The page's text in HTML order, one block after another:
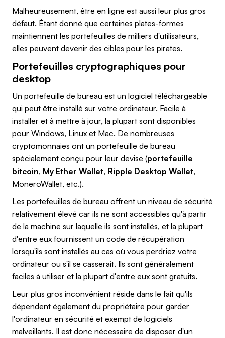
Malheureusement, être en ligne est aussi leur plus gros
défaut. Étant donné que certaines plates-formes
maintiennent les portefeuilles de milliers d'utilisateurs,
elles peuvent devenir des cibles pour les pirates.
Portefeuilles cryptographiques pour
desktop
Un portefeuille de bureau est un logiciel téléchargeable
qui peut être installé sur votre ordinateur. Facile à
installer et à mettre à jour, la plupart sont disponibles
pour Windows, Linux et Mac. De nombreuses
cryptomonnaies ont un portefeuille de bureau
spécialement conçu pour leur devise (portefeuille
bitcoin, My Ether Wallet, Ripple Desktop Wallet,
MoneroWallet, etc.).
Les portefeuilles de bureau offrent un niveau de sécurité
relativement élevé car ils ne sont accessibles qu'à partir
de la machine sur laquelle ils sont installés, et la plupart
d'entre eux fournissent un code de récupération
lorsqu'ils sont installés au cas où vous perdriez votre
ordinateur ou s'il se casserait. Ils sont généralement
faciles à utiliser et la plupart d'entre eux sont gratuits.
Leur plus gros inconvénient réside dans le fait qu'ils
dépendent également du propriétaire pour garder
l'ordinateur en sécurité et exempt de logiciels
malveillants. Il est donc nécessaire de disposer d'un